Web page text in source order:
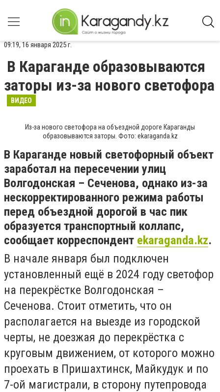
09:19, 16 января 2025 г.
В Караганде образовываются
заторы из-за нового светофора
ВИДЕО
Из-за нового светофора на объездной дороге Караганды
образовываются заторы. Фото: ekaraganda.kz
В Караганде новый светофорный объект
заработал на пересечении улиц
Волгодонская – Сеченова, однако из-за
нескорректированного режима работы
перед объездной дорогой в час пик
образуется транспортный коллапс,
сообщает корреспондент ekaraganda.kz.
В начале января был подключен
установленный ещё в 2024 году светофор
на перекрёстке Волгодонская –
Сеченова. Стоит отметить, что он
располагается на выезде из городской
черты, не доезжая до перекрёстка с
круговым движением, от которого можно
проехать в Пришахтинск, Майкудук и по
7-ой магистрали, в сторону путепровода